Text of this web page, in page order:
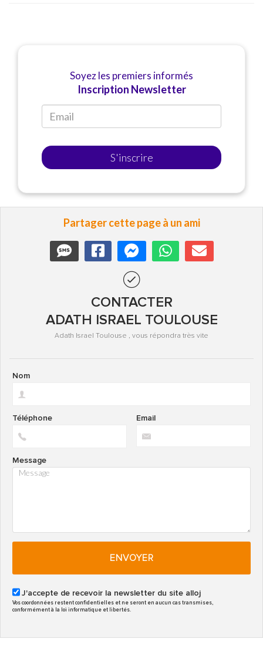
Soyez les premiers informés
Inscription Newsletter
S'inscrire
Partager cette page à un ami
CONTACTER
ADATH ISRAEL TOULOUSE
Adath Israel Toulouse , vous répondra très vite
Nom
Email
Téléphone
Message
ENVOYER
J'accepte de recevoir la newsletter du site alloj
Vos coordonnées restent confidentielles et ne seront en aucun cas transmises,
conformément à la loi informatique et libertés.